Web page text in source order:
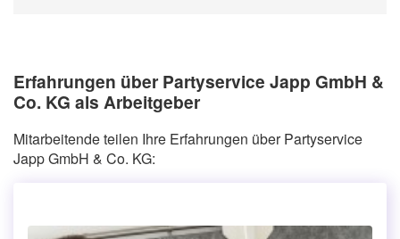
Erfahrungen über Partyservice Japp GmbH &
Co. KG als Arbeitgeber
Mitarbeitende teilen Ihre Erfahrungen über Partyservice
Japp GmbH & Co. KG: